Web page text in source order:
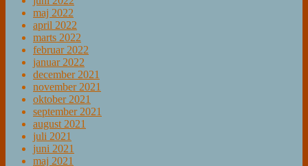
maj 2022
april 2022
marts 2022
februar 2022
januar 2022
december 2021
november 2021
oktober 2021
september 2021
august 2021
juli 2021
juni 2021
maj 2021